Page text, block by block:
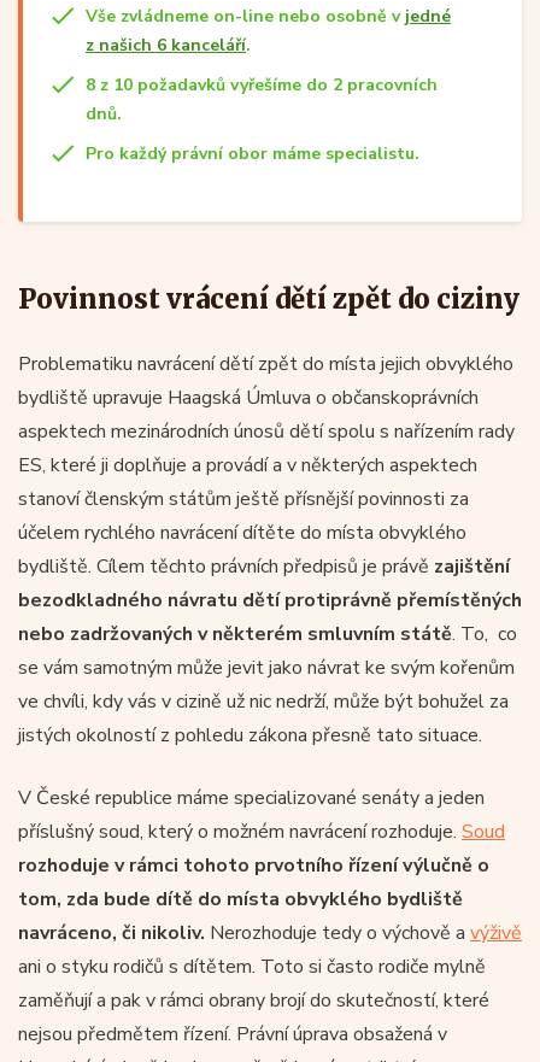
Vše zvládneme on-line nebo osobně v jedné
z našich 6 kanceláří.
8 z 10 požadavků vyřešíme do 2 pracovních
dnů.
Pro každý právní obor máme specialistu.
Povinnost vrácení dětí zpět do ciziny
Problematiku navrácení dětí zpět do místa jejich obvyklého
bydliště upravuje Haagská Úmluva o občanskoprávních
aspektech mezinárodních únosů dětí spolu s nařízením rady
ES, které ji doplňuje a provádí a v některých aspektech
stanoví členským státům ještě přísnější povinnosti za
účelem rychlého navrácení dítěte do místa obvyklého
bydliště. Cílem těchto právních předpisů je právě zajištění
bezodkladného návratu dětí protiprávně přemístěných
nebo zadržovaných v některém smluvním státě. To, co
se vám samotným může jevit jako návrat ke svým kořenům
ve chvíli, kdy vás v cizině už nic nedrží, může být bohužel za
jistých okolností z pohledu zákona přesně tato situace.
V České republice máme specializované senáty a jeden
příslušný soud, který o možném navrácení rozhoduje. Soud
rozhoduje v rámci tohoto prvotního řízení výlučně o
tom, zda bude dítě do místa obvyklého bydliště
navráceno, či nikoliv. Nerozhoduje tedy o výchově a výživě
ani o styku rodičů s dítětem. Toto si často rodiče mylně
zaměňují a pak v rámci obrany brojí do skutečností, které
nejsou předmětem řízení. Právní úprava obsažená v